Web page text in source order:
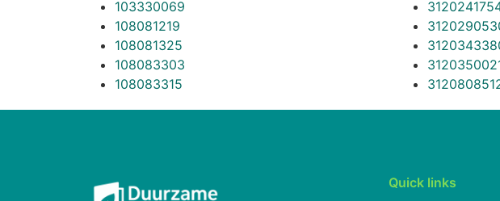
103330069
108081219
108081325
108083303
108083315
Quick links